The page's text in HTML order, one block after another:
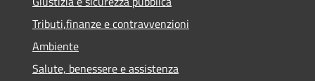
Tributi,finanze e contravvenzioni
Ambiente
Salute, benessere e assistenza